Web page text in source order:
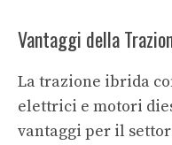
Vantaggi della
La trazione ibrida
elettrici e motori
vantaggi per il